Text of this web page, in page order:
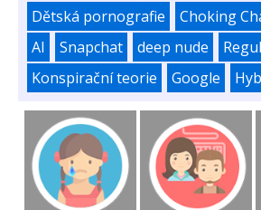
Dětská pornografie
Choking
AI
Snapchat deep nude
Konspirační teorie
Google